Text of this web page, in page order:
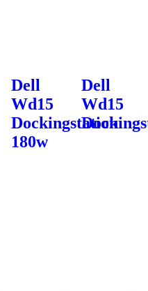
Dell
Wd15
Dockingstation
180w
Dell
Wd15